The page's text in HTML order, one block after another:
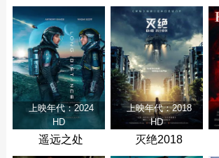
上映年代：2024
HD
遥远之处
上映年代：2018
HD
灭绝2018